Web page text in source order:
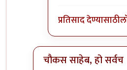
प्रतिसाद देण्यासाठी
चौकस साहेब, हो सर्वच